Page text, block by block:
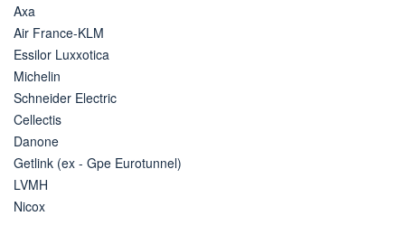
Axa
Air France-KLM
Essilor Luxxotica
Michelin
Schneider Electric
Cellectis
Danone
Getlink (ex - Gpe Eurotunnel)
LVMH
Nicox